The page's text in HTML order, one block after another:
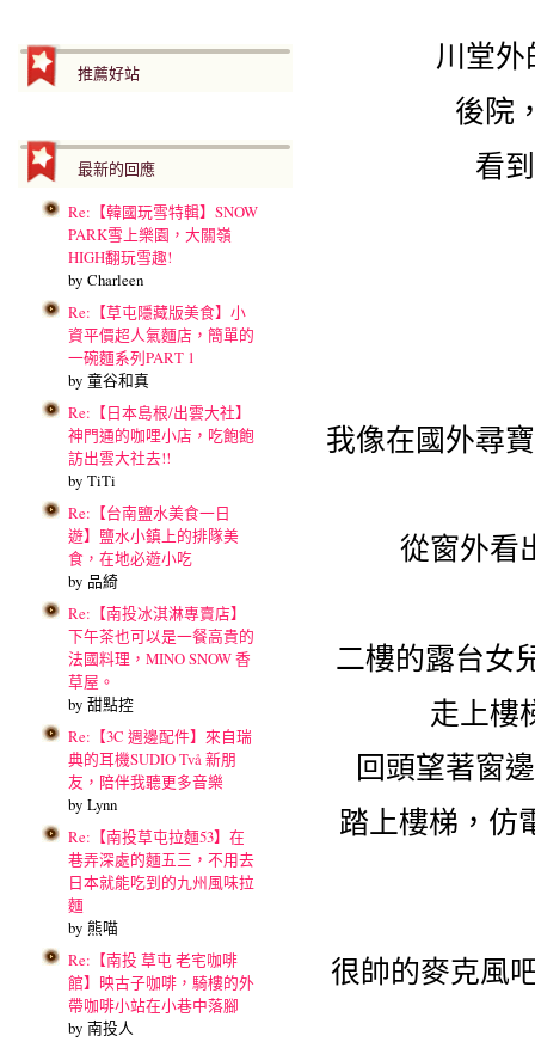
推薦好站
最新的回應
Re:【韓國玩雪特輯】SNOW
PARK雪上樂園，大關嶺
HIGH翻玩雪趣!
by Charleen
Re:【草屯隱藏版美食】小
資平價超人氣麵店，簡單的
一碗麵系列PART 1
by 童谷和真
Re:【日本島根/出雲大社】
神門通的咖哩小店，吃飽飽
訪出雲大社去!!
by TiTi
Re:【台南鹽水美食一日
遊】鹽水小鎮上的排隊美
食，在地必遊小吃
by 品綺
Re:【南投冰淇淋專賣店】
下午茶也可以是一餐高貴的
法國料理，MINO SNOW 香
草屋。
by 甜點控
Re:【3C 週邊配件】來自瑞
典的耳機SUDIO Två 新朋
友，陪伴我聽更多音樂
by Lynn
Re:【南投草屯拉麵53】在
巷弄深處的麵五三，不用去
日本就能吃到的九州風味拉
麵
by 熊喵
Re:【南投 草屯 老宅咖啡
館】映古子咖啡，騎樓的外
帶咖啡小站在小巷中落腳
by 南投人
川堂
後院
看
我像在國外尋
從窗外看
二樓的露台女
走上樓
回頭望著窗
踏上樓梯，仿
很帥的麥克風